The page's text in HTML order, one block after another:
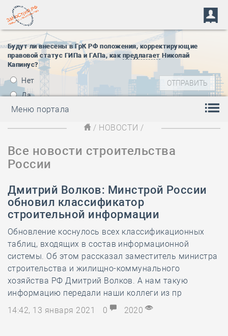
Будут ли внесены в ГрК РФ положения, корректирующие
правовой статус ГИПа и ГАПа, как предлагает Николай
Капинус?
Нет
Да
Меню портала
/ НОВОСТИ /
Все новости строительства
России
Дмитрий Волков: Минстрой России
обновил классификатор
строительной информации
Обновление коснулось всех классификационных
таблиц, входящих в состав информационной
системы. Об этом рассказал заместитель министра
строительства и жилищно-коммунального
хозяйства РФ Дмитрий Волков. А нам такую
информацию передали наши коллеги из пр
14:42, 13 января 2021
0 2020